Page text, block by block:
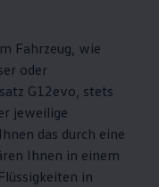
Fahrzeug, wie
oder
G12evo, stets
jeweilige
das durch eine
Ihnen in einem
in